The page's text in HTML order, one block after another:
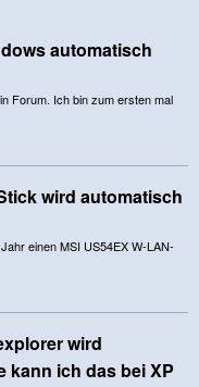
automatisch
Forum. Ich bin zum ersten mal
wird automatisch
einen MSI US54EX W-LAN-
wird
kann ich das bei XP